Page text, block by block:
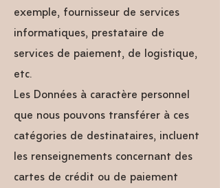
exemple, fournisseur de services
informatiques, prestataire de
services de paiement, de logistique,
etc.
Les Données à caractère personnel
que nous pouvons transférer à ces
catégories de destinataires, incluent
les renseignements concernant des
cartes de crédit ou de paiement